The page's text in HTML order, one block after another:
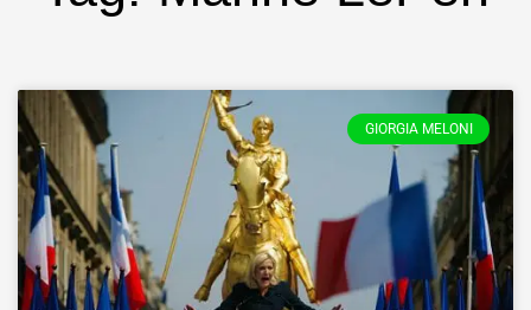
GIORGIA MELONI